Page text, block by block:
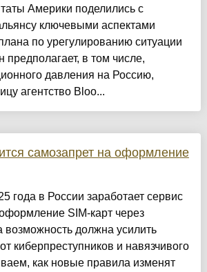
Америки поделились с
ключевыми аспектами
по урегулированию ситуации
предполагает, в том числе,
давления на Россию,
агентство Bloo...
самозапрет на оформление
года в России заработает сервис
SIM-карт через
возможность должна усилить
киберпреступников и навязчивого
как новые правила изменят